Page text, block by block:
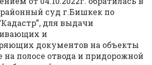
суд г.Бишкек по
для выдачи
и
документов на объекты
полосе отвода и придорожной